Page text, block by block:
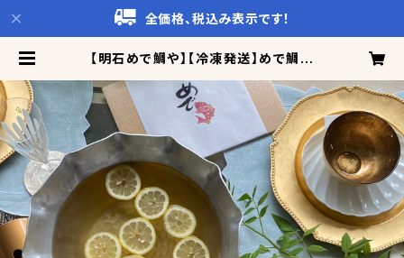
全価格、税込み表示です！
【明石めで鯛や】【冷凍発送】めで鯛幸
人前） | イチオシTV百貨店 Catto
Co!